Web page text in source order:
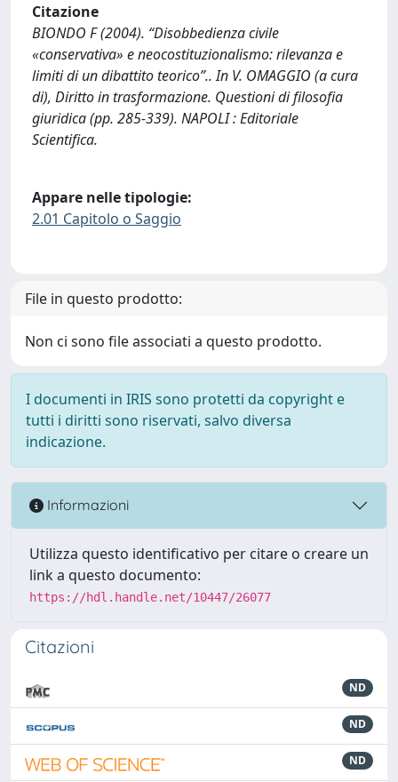
Citazione
BIONDO F (2004). “Disobbedienza civile
«conservativa» e neocostituzionalismo: rilevanza e
limiti di un dibattito teorico”.. In V. OMAGGIO (a cura
di), Diritto in trasformazione. Questioni di filosofia
giuridica (pp. 285-339). NAPOLI : Editoriale
Scientifica.
Appare nelle tipologie:
2.01 Capitolo o Saggio
File in questo prodotto:
Non ci sono file associati a questo prodotto.
I documenti in IRIS sono protetti da copyright e
tutti i diritti sono riservati, salvo diversa
indicazione.
Informazioni
Utilizza questo identificativo per citare o creare un
link a questo documento:
https://hdl.handle.net/10447/26077
Citazioni
ND
ND
ND